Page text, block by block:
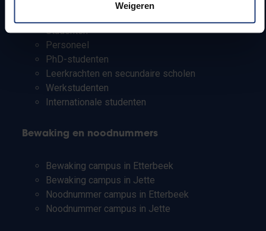
Weigeren
Studenten
Personeel
PhD-studenten
Leerkrachten en secundaire scholen
Werkstudenten
Internationale studenten
Bewaking en noodnummers
Bewaking campus in Etterbeek
Bewaking campus in Jette
Noodnummer campus in Etterbeek
Noodnummer campus in Jette